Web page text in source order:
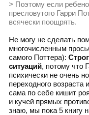
> Поэтому если
пресловутого Гарри
всячески поощрять.
Не могу не сделать
многочисленным
самого Поттера):
ситуаций, потому что
психически не очень
переходного возраста
сама по себе кишит
и кучей прямых
знаю, мы пока 5 книгу